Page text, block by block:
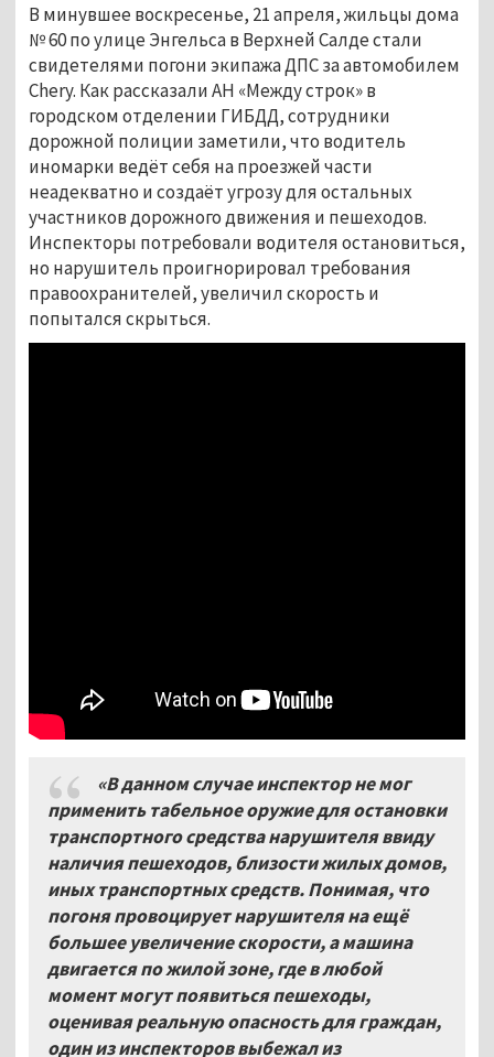
В минувшее воскресенье, 21 апреля, жильцы дома
№ 60 по улице Энгельса в Верхней Салде стали
свидетелями погони экипажа ДПС за автомобилем
Chery. Как рассказали АН «Между строк» в
городском отделении ГИБДД, сотрудники
дорожной полиции заметили, что водитель
иномарки ведёт себя на проезжей части
неадекватно и создаёт угрозу для остальных
участников дорожного движения и пешеходов.
Инспекторы потребовали водителя остановиться,
но нарушитель проигнорировал требования
правоохранителей, увеличил скорость и
попытался скрыться.
«В данном случае инспектор не мог
применить табельное оружие для остановки
транспортного средства нарушителя ввиду
наличия пешеходов, близости жилых домов,
иных транспортных средств. Понимая, что
погоня провоцирует нарушителя на ещё
большее увеличение скорости, а машина
двигается по жилой зоне, где в любой
момент могут появиться пешеходы,
оценивая реальную опасность для граждан,
один из инспекторов выбежал из